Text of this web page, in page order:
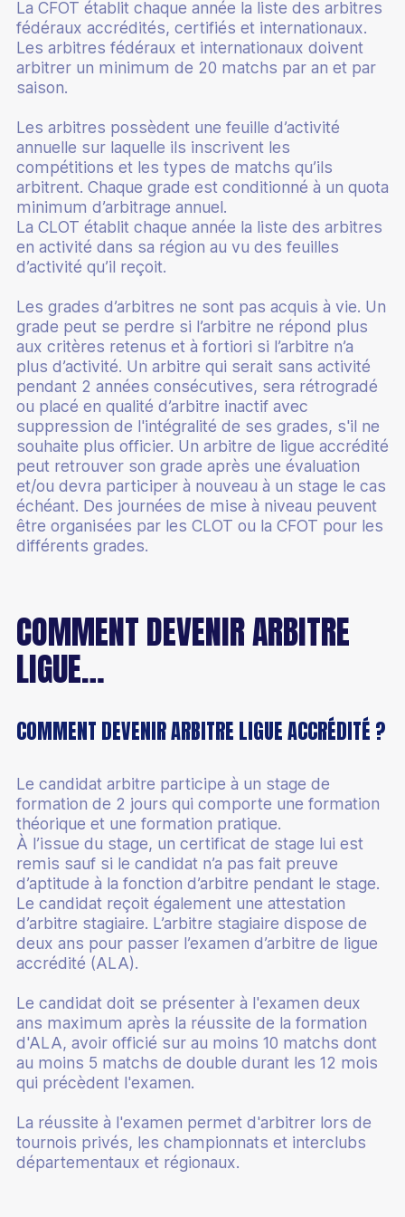
La CFOT établit chaque année la liste des arbitres
fédéraux accrédités, certifiés et internationaux.
Les arbitres fédéraux et internationaux doivent
arbitrer un minimum de 20 matchs par an et par
saison.
Les arbitres possèdent une feuille d’activité
annuelle sur laquelle ils inscrivent les
compétitions et les types de matchs qu’ils
arbitrent. Chaque grade est conditionné à un quota
minimum d’arbitrage annuel.
La CLOT établit chaque année la liste des arbitres
en activité dans sa région au vu des feuilles
d’activité qu’il reçoit.
Les grades d’arbitres ne sont pas acquis à vie. Un
grade peut se perdre si l’arbitre ne répond plus
aux critères retenus et à fortiori si l’arbitre n’a
plus d’activité. Un arbitre qui serait sans activité
pendant 2 années consécutives, sera rétrogradé
ou placé en qualité d’arbitre inactif avec
suppression de l'intégralité de ses grades, s'il ne
souhaite plus officier. Un arbitre de ligue accrédité
peut retrouver son grade après une évaluation
et/ou devra participer à nouveau à un stage le cas
échéant. Des journées de mise à niveau peuvent
être organisées par les CLOT ou la CFOT pour les
différents grades.
COMMENT DEVENIR ARBITRE
LIGUE…
COMMENT DEVENIR ARBITRE LIGUE ACCRÉDITÉ ?
Le candidat arbitre participe à un stage de
formation de 2 jours qui comporte une formation
théorique et une formation pratique.
À l’issue du stage, un certificat de stage lui est
remis sauf si le candidat n’a pas fait preuve
d’aptitude à la fonction d’arbitre pendant le stage.
Le candidat reçoit également une attestation
d’arbitre stagiaire. L’arbitre stagiaire dispose de
deux ans pour passer l’examen d’arbitre de ligue
accrédité (ALA).
Le candidat doit se présenter à l'examen deux
ans maximum après la réussite de la formation
d'ALA, avoir officié sur au moins 10 matchs dont
au moins 5 matchs de double durant les 12 mois
qui précèdent l'examen.
La réussite à l'examen permet d'arbitrer lors de
tournois privés, les championnats et interclubs
départementaux et régionaux.